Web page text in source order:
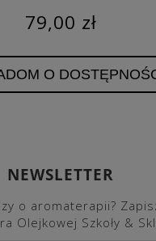
79,00 zł
O
NEWSLETTER
o aromaterapii?
Olejkowej Szkoły &